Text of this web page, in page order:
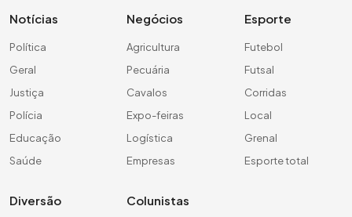
Notícias
Política
Geral
Justiça
Polícia
Educação
Saúde
Negócios
Agricultura
Pecuária
Cavalos
Expo-feiras
Logística
Empresas
Esporte
Futebol
Futsal
Corridas
Local
Grenal
Esporte total
Diversão Colunistas